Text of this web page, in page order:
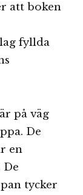
att boken
fyllda
på väg
De
en
De
tycker